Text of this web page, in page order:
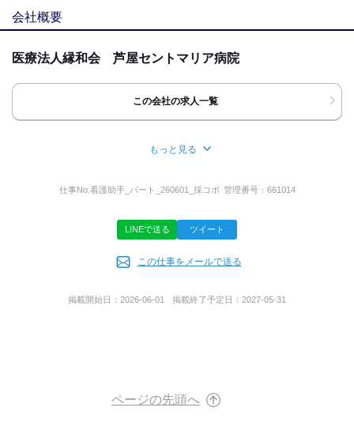
最後までご覧いただき ありがとうございます！
「ここで働いてみたい！」と 思っていただけましたら
◆電話の方
お電話口では
お伝えいただくと
24時間受付中！改めて担当者から
電話番号をお書き添えください！
お気軽にご応募くださいね◎
楽しみにしております。
会社概要
医療法人縁和会 芦屋セントマリア病院
この会社の求人一覧
兵庫県芦屋市朝日ケ丘町８‐２２
もっと見る
仕事No. 看護助手_パート_260601_採コボ 管理番号： 661014
LINEで送る ツイート
この仕事をメールで送る
掲載開始日： 2026-06-01 掲載終了予定日： 2027-05-31
ページの先頭へ